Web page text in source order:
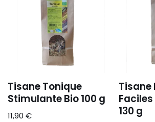
Tisane Tonique
Stimulante Bio 100 g
11,90 €
Tisane
130 g